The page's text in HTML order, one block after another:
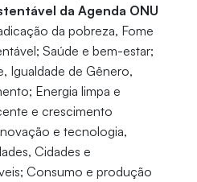
da Agenda ONU
da pobreza, Fome
Saúde e bem-estar;
Igualdade de Gênero,
Energia limpa e
e crescimento
e tecnologia,
Cidades e
Consumo e produção